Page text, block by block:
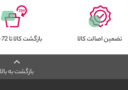
تضمین اصالت کالا بازگشت کالا تا 72 ساعت
بازگشت به بالا